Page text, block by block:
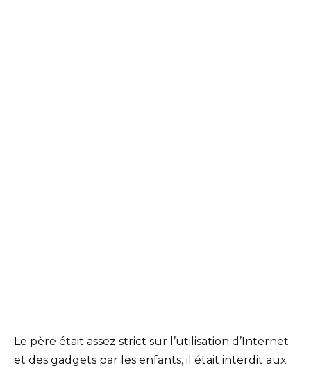
Le père était assez strict sur l’utilisation d’Internet
et des gadgets par les enfants, il était interdit aux